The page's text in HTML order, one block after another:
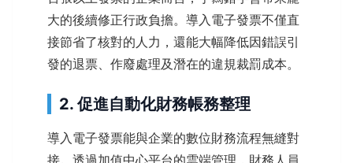
大的後續修正行政負擔。導入電子發票不僅直
接節省了核對的人力，還能大幅降低因錯誤引
發的退票、作廢處理及潛在的違規裁罰成本。
2. 促進自動化財務帳務整理
導入電子發票能與企業的數位財務流程無縫對